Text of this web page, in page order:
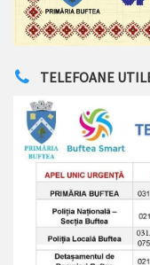
TELEFOANE